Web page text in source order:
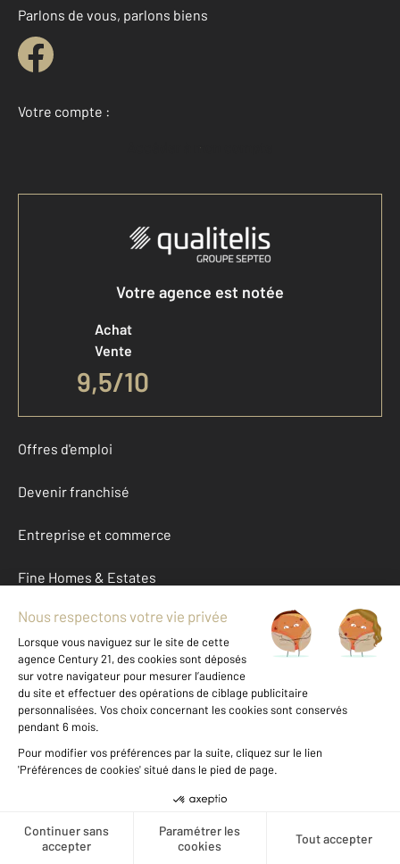
Parlons de vous, parlons biens
Votre compte :
Accéder à mon compte
Votre agence est notée
Achat
Vente
9,5/10
Offres d'emploi
Devenir franchisé
Entreprise et commerce
Fine Homes & Estates
À propos
International
Nous contacter
Données personnelles
Gestionnaire des cookies